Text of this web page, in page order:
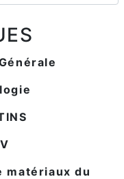
matériaux du